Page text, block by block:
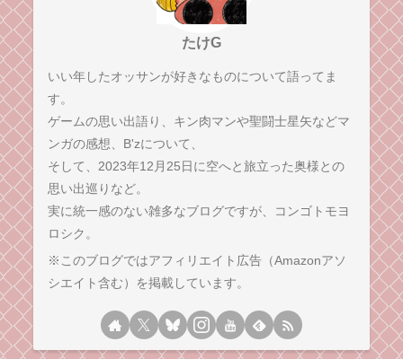
たけG
いい年したオッサンが好きなものについて語ってま
す。
ゲームの思い出語り、キン肉マンや聖闘士星矢などマ
ンガの感想、B'zについて、
そして、2023年12月25日に空へと旅立った奥様との
思い出巡りなど。
実に統一感のない雑多なブログですが、コンゴトモヨ
ロシク。
※このブログではアフィリエイト広告（Amazonアソ
シエイト含む）を掲載しています。